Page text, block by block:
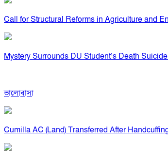
Call for Structural Reforms in Agriculture and
Mystery Surrounds DU Student’s Death
ভালোবাসা
Cumilla AC (Land) Transferred After